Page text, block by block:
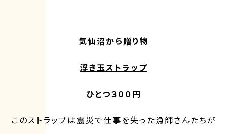
気仙沼から贈り物
浮き玉ストラップ
ひとつ３００円
このストラップは震災で仕事を失った漁師さんたちが